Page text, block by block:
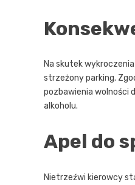
Na skutek
strzeżony parking.
pozbawienia wolności
alkoholu.
Apel do
Nietrzeźwi kierowcy